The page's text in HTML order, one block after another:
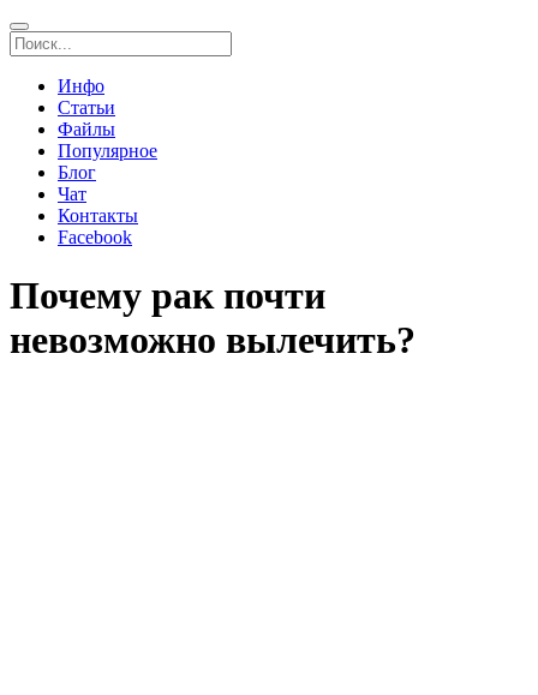
Инфо
Статьи
Файлы
Популярное
Блог
Чат
Контакты
Facebook
Почему рак почти
невозможно вылечить?